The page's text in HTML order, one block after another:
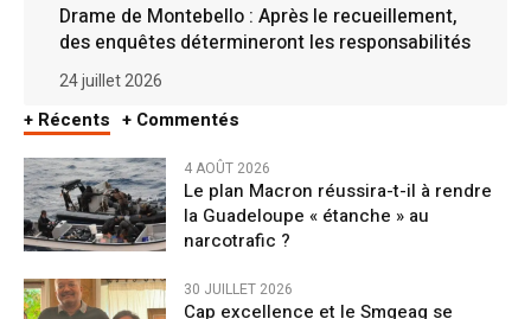
Drame de Montebello : Après le recueillement,
des enquêtes détermineront les responsabilités
24 juillet 2026
+ Récents + Commentés
4 AOÛT 2026
Le plan Macron réussira-t-il à rendre
la Guadeloupe « étanche » au
narcotrafic ?
30 JUILLET 2026
Cap excellence et le Smgeag se